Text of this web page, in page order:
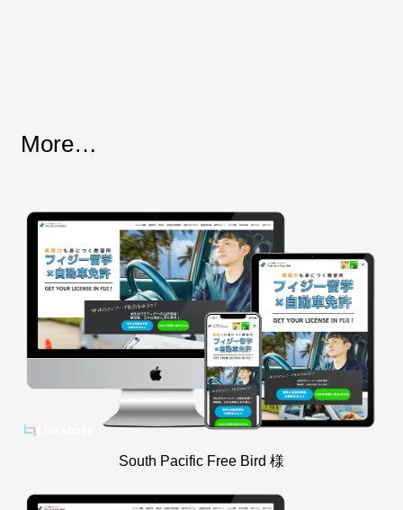
More…
South Pacific Free Bird 様